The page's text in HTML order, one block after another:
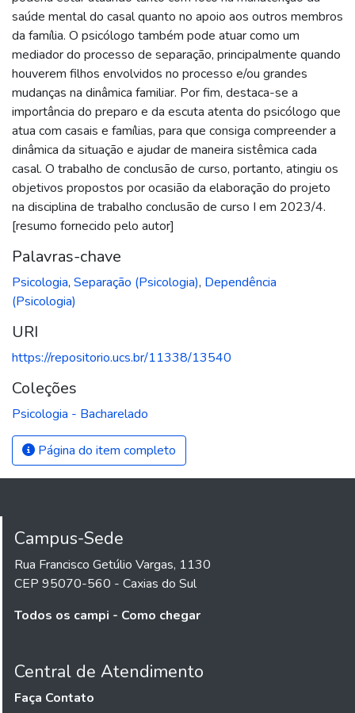
saúde mental do casal quanto no apoio aos outros membros
da família. O psicólogo também pode atuar como um
mediador do processo de separação, principalmente quando
houverem filhos envolvidos no processo e/ou grandes
mudanças na dinâmica familiar. Por fim, destaca-se a
importância do preparo e da escuta atenta do psicólogo que
atua com casais e famílias, para que consiga compreender a
dinâmica da situação e ajudar de maneira sistêmica cada
casal. O trabalho de conclusão de curso, portanto, atingiu os
objetivos propostos por ocasião da elaboração do projeto
na disciplina de trabalho conclusão de curso I em 2023/4.
[resumo fornecido pelo autor]
Palavras-chave
Psicologia, Separação (Psicologia), Dependência
(Psicologia)
URI
https://repositorio.ucs.br/11338/13540
Coleções
Psicologia - Bacharelado
Página do item completo
Campus-Sede
Rua Francisco Getúlio Vargas, 1130
CEP 95070-560 - Caxias do Sul
Todos os campi - Como chegar
Central de Atendimento
Faça Contato